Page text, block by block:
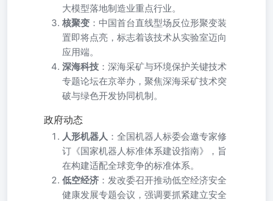
大模型落地制造业重点行业。
核聚变 ：中国首台直线型场反位形聚变装
置即将点亮，标志着该技术从实验室迈向
应用端。
深海科技 ：深海采矿与环境保护关键技术
专题论坛在京举办，聚焦深海采矿技术突
破与绿色开发协同机制。
政府动态
人形机器人 ：全国机器人标委会邀专家修
订《国家机器人标准体系建设指南》，旨
在构建适配全球竞争的标准体系。
低空经济 ：发改委召开推动低空经济安全
健康发展专题会议，强调要抓紧建立安全